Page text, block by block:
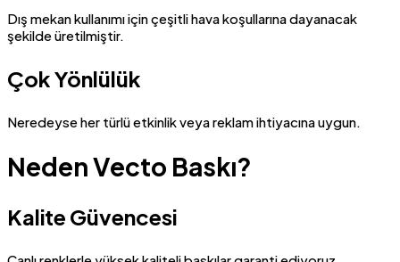
Dış mekan kullanımı için çeşitli hava koşullarına dayanacak
şekilde üretilmiştir.
Çok Yönlülük
Neredeyse her türlü etkinlik veya reklam ihtiyacına uygun.
Neden Vecto Baskı?
Kalite Güvencesi